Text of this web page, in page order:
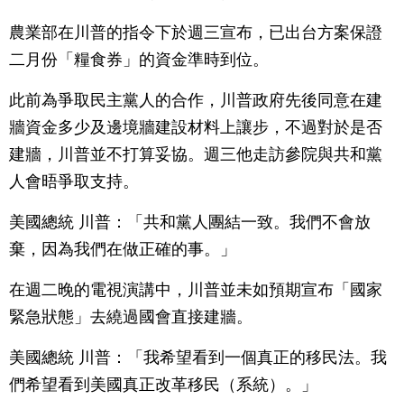
農業部在川普的指令下於週三宣布，已出台方案保證
二月份「糧食券」的資金準時到位。
此前為爭取民主黨人的合作，川普政府先後同意在建
牆資金多少及邊境牆建設材料上讓步，不過對於是否
建牆，川普並不打算妥協。週三他走訪參院與共和黨
人會晤爭取支持。
美國總統 川普：「共和黨人團結一致。我們不會放
棄，因為我們在做正確的事。」
在週二晚的電視演講中，川普並未如預期宣布「國家
緊急狀態」去繞過國會直接建牆。
美國總統 川普：「我希望看到一個真正的移民法。我
們希望看到美國真正改革移民（系統）。」